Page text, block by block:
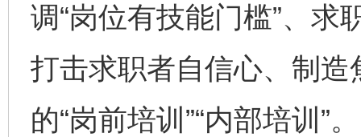
调“岗位有技能门槛”、求
打击求职者自信心、制
的“岗前培训”“内部培训”。